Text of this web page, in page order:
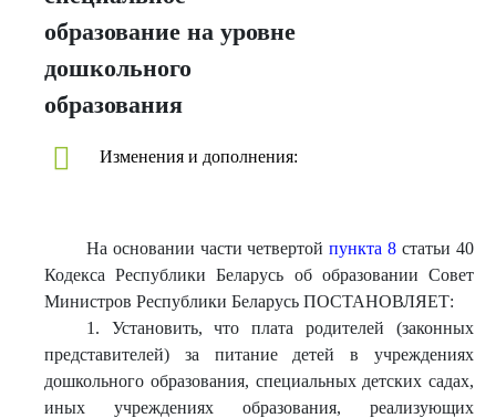
образование на уровне
дошкольного
образования
Изменения и дополнения:
На основании части четвертойпункта 8 статьи 40
Кодекса Республики Беларусь об образовании Совет
Министров Республики Беларусь ПОСТАНОВЛЯЕТ:
1. Установить, что плата родителей (законных
представителей) за питание детей в учреждениях
дошкольного образования, специальных детских садах,
иных учреждениях образования, реализующих